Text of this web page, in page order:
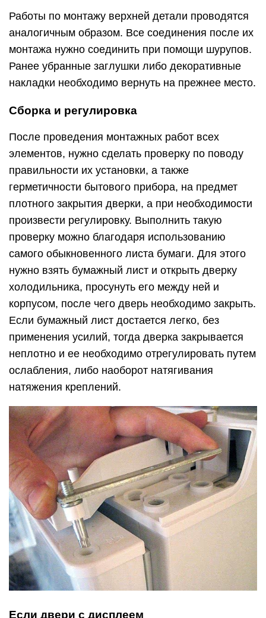
Работы по монтажу верхней детали проводятся
аналогичным образом. Все соединения после их
монтажа нужно соединить при помощи шурупов.
Ранее убранные заглушки либо декоративные
накладки необходимо вернуть на прежнее место.
Сборка и регулировка
После проведения монтажных работ всех
элементов, нужно сделать проверку по поводу
правильности их установки, а также
герметичности бытового прибора, на предмет
плотного закрытия дверки, а при необходимости
произвести регулировку. Выполнить такую
проверку можно благодаря использованию
самого обыкновенного листа бумаги. Для этого
нужно взять бумажный лист и открыть дверку
холодильника, просунуть его между ней и
корпусом, после чего дверь необходимо закрыть.
Если бумажный лист достается легко, без
применения усилий, тогда дверка закрывается
неплотно и ее необходимо отрегулировать путем
ослабления, либо наоборот натягивания
натяжения креплений.
Если двери с дисплеем